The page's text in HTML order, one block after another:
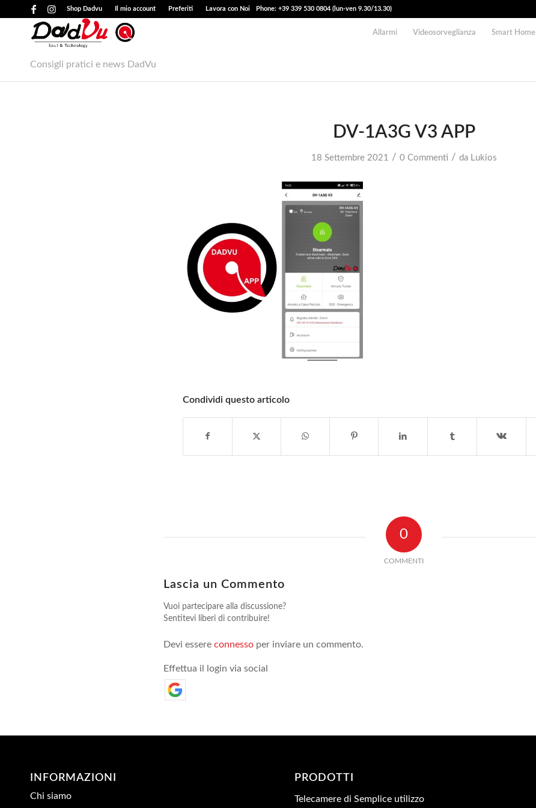
Shop Dadvu Il mio account Preferiti Lavora con Noi Phone: +39 339 530 0804 (lun-ven 9.30/13.30)
Allarmi Videosorveglianza Smart Home
Consigli pratici e news DadVu
DV-1A3G V3 APP
18 Settembre 2021 / 0 Commenti / da Lukios
Condividi questo articolo
0
COMMENTI
Lascia un Commento
Vuoi partecipare alla discussione?
Sentitevi liberi di contribuire!
Devi essere connesso per inviare un commento.
Effettua il login via social
INFORMAZIONI
Chi siamo
PRODOTTI
Telecamere di Semplice utilizzo